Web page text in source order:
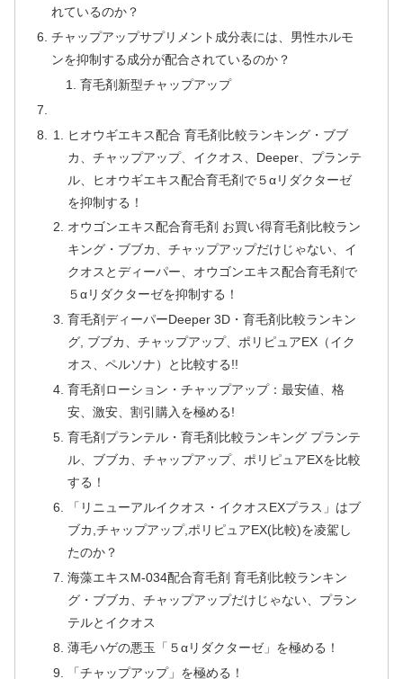
れているのか？
チャップアップサプリメント成分表には、男性ホルモ
ンを抑制する成分が配合されているのか？
育毛剤新型チャップアップ
ヒオウギエキス配合 育毛剤比較ランキング・ブブ
カ、チャップアップ、イクオス、Deeper、プランテ
ル、ヒオウギエキス配合育毛剤で５αリダクターゼ
を抑制する！
オウゴンエキス配合育毛剤 お買い得育毛剤比較ラン
キング・ブブカ、チャップアップだけじゃない、イ
クオスとディーパー、オウゴンエキス配合育毛剤で
５αリダクターゼを抑制する！
育毛剤ディーパーDeeper 3D・育毛剤比較ランキン
グ, ブブカ、チャップアップ、ポリピュアEX（イク
オス、ペルソナ）と比較する!!
育毛剤ローション・チャップアップ：最安値、格
安、激安、割引購入を極める!
育毛剤プランテル・育毛剤比較ランキング プランテ
ル、ブブカ、チャップアップ、ポリピュアEXを比較
する！
「リニューアルイクオス・イクオスEXプラス」はブ
ブカ,チャップアップ,ポリピュアEX(比較)を凌駕し
たのか？
海藻エキスM-034配合育毛剤 育毛剤比較ランキン
グ・ブブカ、チャップアップだけじゃない、プラン
テルとイクオス
薄毛ハゲの悪玉「５αリダクターゼ」を極める！
「チャップアップ」を極める！